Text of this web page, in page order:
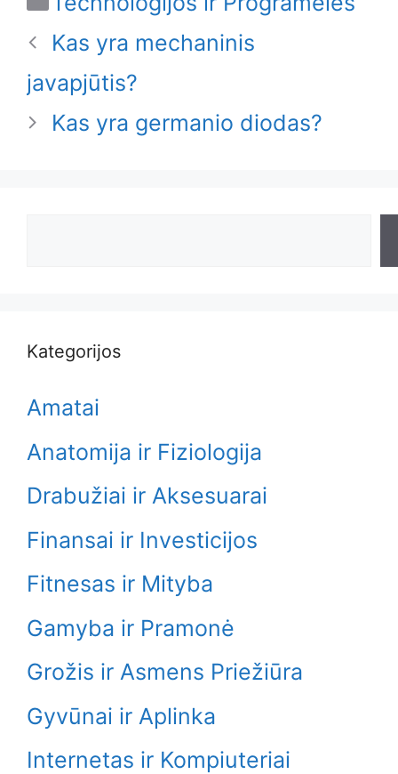
Kas yra mechaninis
javapjūtis?
Kas yra germanio diodas?
Kategorijos
Amatai
Anatomija ir Fiziologija
Drabužiai ir Aksesuarai
Finansai ir Investicijos
Fitnesas ir Mityba
Gamyba ir Pramonė
Grožis ir Asmens Priežiūra
Gyvūnai ir Aplinka
Internetas ir Kompiuteriai